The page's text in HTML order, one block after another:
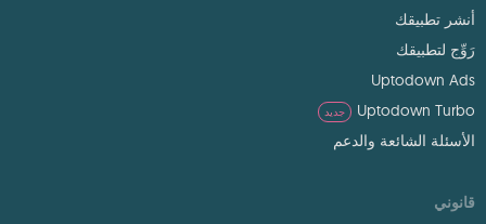
أنشر تطبيقك
رَوِّج لتطبيقك
Uptodown Ads
Uptodown Turbo
جديد
الأسئلة الشائعة والدعم
قانوني